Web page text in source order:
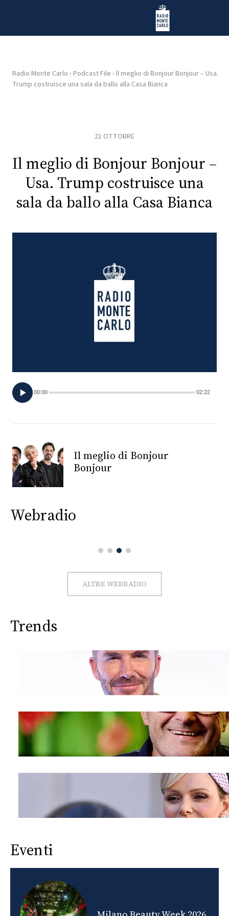
Radio Monte Carlo
HOME
RADIO
PLAYLIST
TV
PRINCIPATO
MONACO
RMC
CONSIGLIA
Radio Monte Carlo › Podcast File › Il meglio di Bonjour Bonjour – Usa.
Trump costruisce una sala da ballo alla Casa Bianca
21 OTTOBRE
Il meglio di Bonjour Bonjour –
Usa. Trump costruisce una
sala da ballo alla Casa Bianca
00:00 02:22
Il meglio di Bonjour
Bonjour
Webradio
ALTRE WEBRADIO
Trends
Eventi